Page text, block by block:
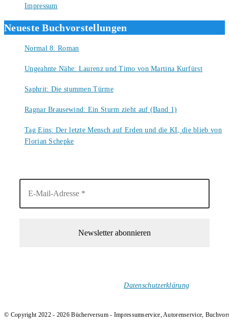
Impressum
Neueste Buchvorstellungen
Normal 8: Roman
Ungeahnte Nähe: Laurenz und Timo von Martina Kurfürst
Saphrit: Die stummen Türme
Ragnar Brausewind: Ein Sturm zieht auf (Band 1)
Tag Eins: Der letzte Mensch auf Erden und die KI, die blieb von
Florian Schepke
Datenschutzerklärung
© Copyright 2022 - 2026 Bücherversum - Impressumservice, Autorenservice,